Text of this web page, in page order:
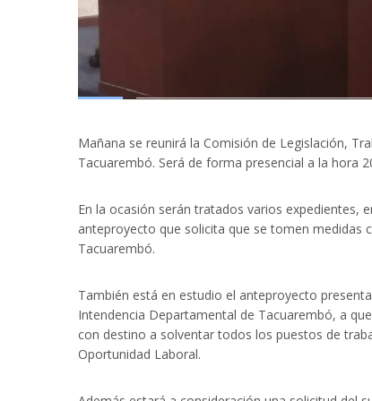
Mañana se reunirá la Comisión de Legislación,
Tacuarembó. Será de forma presencial a la hora
En la ocasión serán tratados varios expedientes,
anteproyecto que solicita que se tomen medidas
Tacuarembó.
También está en estudio el anteproyecto
Intendencia Departamental de Tacuarembó, a
con destino a solventar todos los puestos de
Oportunidad Laboral.